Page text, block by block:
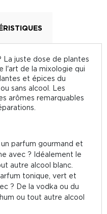
La juste dose de plantes
l'art de la mixologie qui
et épices du
sans alcool. Les
arômes remarquables
parfum gourmand et
avec ? Idéalement le
autre alcool blanc.
tonique, vert et
? De la vodka ou du
ou tout autre alcool